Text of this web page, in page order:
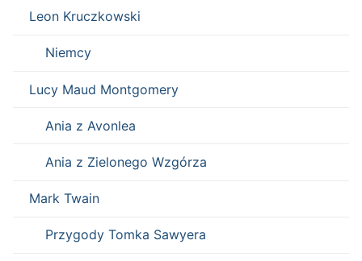
Leon Kruczkowski
Niemcy
Lucy Maud Montgomery
Ania z Avonlea
Ania z Zielonego Wzgórza
Mark Twain
Przygody Tomka Sawyera